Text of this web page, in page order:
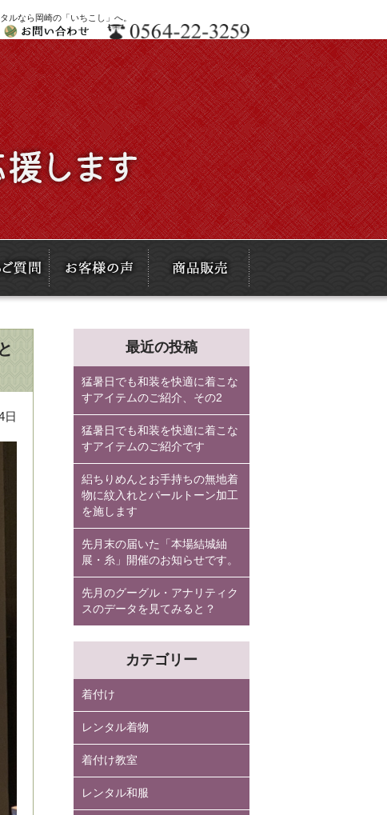
ルなら岡崎の「いちこし」へ。
日
最近の投稿
猛暑日でも和装を快適に着こな
すアイテムのご紹介、その2
猛暑日でも和装を快適に着こな
すアイテムのご紹介です
絽ちりめんとお手持ちの無地着
物に紋入れとパールトーン加工
を施します
先月末の届いた「本場結城紬
展・糸」開催のお知らせです。
先月のグーグル・アナリティク
スのデータを見てみると？
カテゴリー
着付け
レンタル着物
着付け教室
レンタル和服